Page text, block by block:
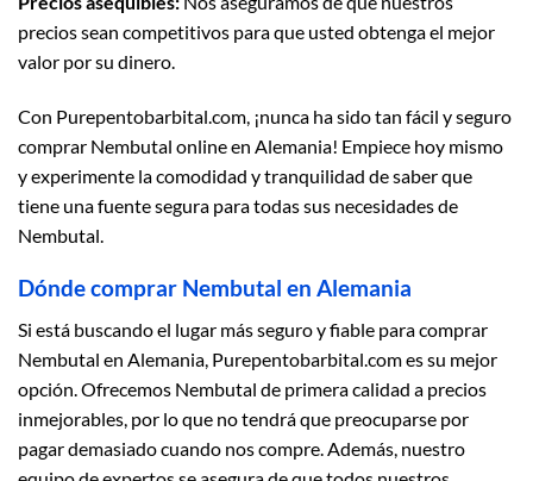
precios sean competitivos para que usted obtenga el mejor
valor por su dinero.
Con Purepentobarbital.com, ¡nunca ha sido tan fácil y seguro
comprar Nembutal online en Alemania! Empiece hoy mismo
y experimente la comodidad y tranquilidad de saber que
tiene una fuente segura para todas sus necesidades de
Nembutal.
Dónde comprar Nembutal en Alemania
Si está buscando el lugar más seguro y fiable para comprar
Nembutal en Alemania, Purepentobarbital.com es su mejor
opción. Ofrecemos Nembutal de primera calidad a precios
inmejorables, por lo que no tendrá que preocuparse por
pagar demasiado cuando nos compre. Además, nuestro